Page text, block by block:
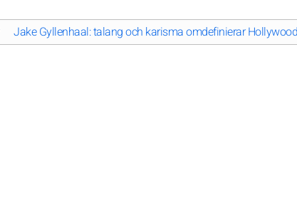
Jake Gyllenhaal: talang och karisma omdefinierar